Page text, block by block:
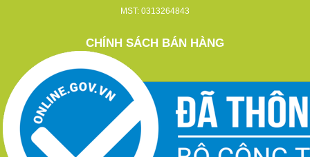
MST: 0313264843
CHÍNH SÁCH BÁN HÀNG